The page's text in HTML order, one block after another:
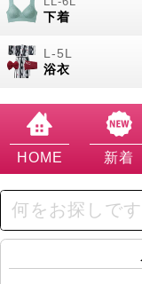
下着
浴衣
HOME 新着